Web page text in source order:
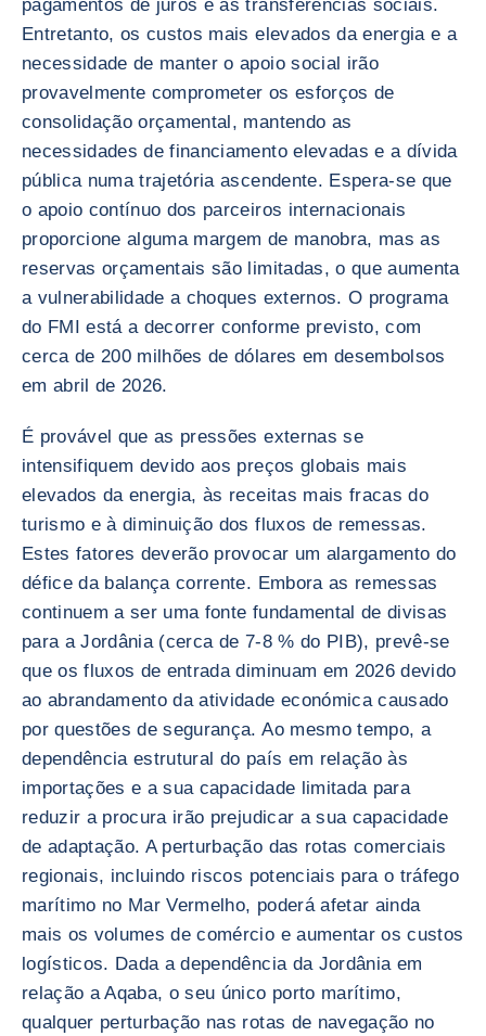
pagamentos de juros e às transferências sociais.
Entretanto, os custos mais elevados da energia e a
necessidade de manter o apoio social irão
provavelmente comprometer os esforços de
consolidação orçamental, mantendo as
necessidades de financiamento elevadas e a dívida
pública numa trajetória ascendente. Espera-se que
o apoio contínuo dos parceiros internacionais
proporcione alguma margem de manobra, mas as
reservas orçamentais são limitadas, o que aumenta
a vulnerabilidade a choques externos. O programa
do FMI está a decorrer conforme previsto, com
cerca de 200 milhões de dólares em desembolsos
em abril de 2026.
É provável que as pressões externas se
intensifiquem devido aos preços globais mais
elevados da energia, às receitas mais fracas do
turismo e à diminuição dos fluxos de remessas.
Estes fatores deverão provocar um alargamento do
défice da balança corrente. Embora as remessas
continuem a ser uma fonte fundamental de divisas
para a Jordânia (cerca de 7-8 % do PIB), prevê-se
que os fluxos de entrada diminuam em 2026 devido
ao abrandamento da atividade económica causado
por questões de segurança. Ao mesmo tempo, a
dependência estrutural do país em relação às
importações e a sua capacidade limitada para
reduzir a procura irão prejudicar a sua capacidade
de adaptação. A perturbação das rotas comerciais
regionais, incluindo riscos potenciais para o tráfego
marítimo no Mar Vermelho, poderá afetar ainda
mais os volumes de comércio e aumentar os custos
logísticos. Dada a dependência da Jordânia em
relação a Aqaba, o seu único porto marítimo,
qualquer perturbação nas rotas de navegação no